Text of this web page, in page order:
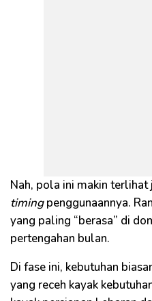
Nah, pola ini makin
timingpenggunaannya.
yang paling “berasa” di
pertengahan bulan.
Di fase ini, kebutuhan
yang receh kayak